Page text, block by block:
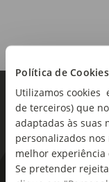
Política de Cookies
Utilizamos cookies
de terceiros) que
adaptadas às suas
personalizados
melhor
Se pretender